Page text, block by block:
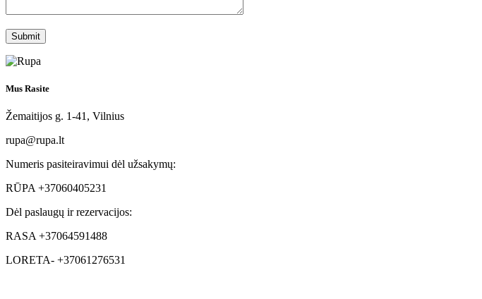
Mus Rasite
Žemaitijos g. 1-41, Vilnius
rupa@rupa.lt
Numeris pasiteiravimui dėl užsakymų:
RŪPA +37060405231
Dėl paslaugų ir rezervacijos:
RASA +37064591488
LORETA- +37061276531